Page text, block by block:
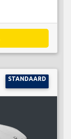
STANDAARD